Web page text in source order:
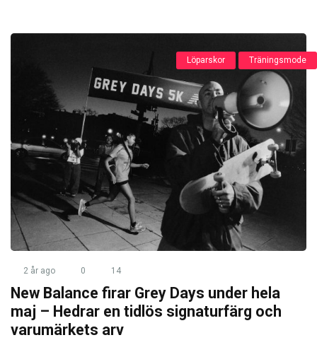
Löparskor Träningsmode
2 år ago 0 14
New Balance firar Grey Days under hela
maj – Hedrar en tidlös signaturfärg och
varumärkets arv